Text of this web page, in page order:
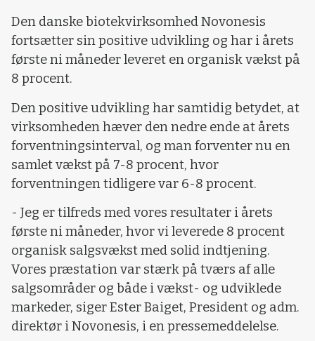
Den danske biotekvirksomhed Novonesis
fortsætter sin positive udvikling og har i årets
første ni måneder leveret en organisk vækst på
8 procent.
Den positive udvikling har samtidig betydet, at
virksomheden hæver den nedre ende at årets
forventningsinterval, og man forventer nu en
samlet vækst på 7-8 procent, hvor
forventningen tidligere var 6-8 procent.
- Jeg er tilfreds med vores resultater i årets
første ni måneder, hvor vi leverede 8 procent
organisk salgsvækst med solid indtjening.
Vores præstation var stærk på tværs af alle
salgsområder og både i vækst- og udviklede
markeder, siger Ester Baiget, President og adm.
direktør i Novonesis, i en pressemeddelelse.